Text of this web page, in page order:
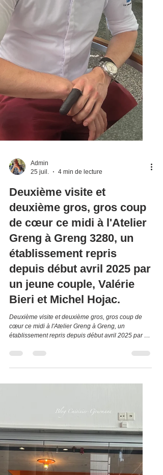
Admin
25 juil.
4 min de lecture
Deuxième visite et
deuxième gros, gros coup
de cœur ce midi à l'Atelier
Greng à Greng 3280, un
établissement repris
depuis début avril 2025 par
un jeune couple, Valérie
Bieri et Michel Hojac.
Deuxième visite et deuxième gros, gros coup de
jeune couple, Valérie Bieri et Michel Hojac. Repas
du 08.07.2026. Alerte pépite, et elle est située dans
le district du Lac entre Avenches et Morat. Une
adresse au bon rapport qualité-prix-plaisir. Il faut
dire que le chef Michel Hojac a énormément de
talent et sa cuisine est d’une précision incroyable.
Une fois bien installé en terra